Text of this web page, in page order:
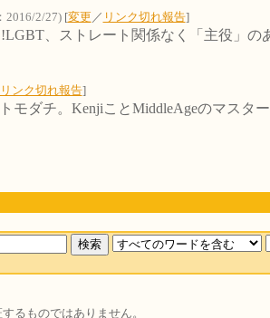
2016/2/27)[変更 ／ リンク切れ報告]
、ストレート関係なく「主役」
リンク切れ報告]
モダチ。KenjiことMiddleAgeのマス
るものではありません。